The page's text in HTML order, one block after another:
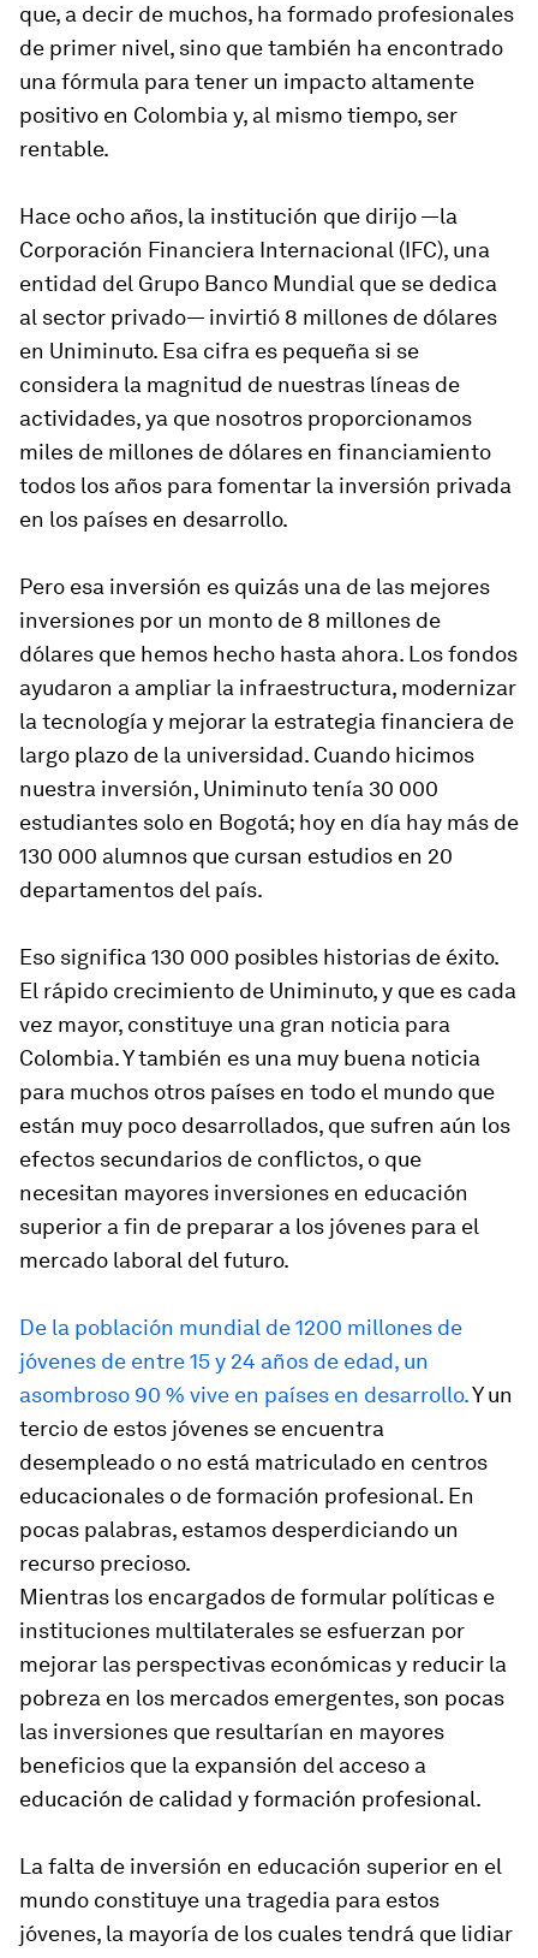
que, a decir de muchos, ha formado profesionales
de primer nivel, sino que también ha encontrado
una fórmula para tener un impacto altamente
positivo en Colombia y, al mismo tiempo, ser
rentable.
Hace ocho años, la institución que dirijo —la
Corporación Financiera Internacional (IFC), una
entidad del Grupo Banco Mundial que se dedica
al sector privado— invirtió 8 millones de dólares
en Uniminuto. Esa cifra es pequeña si se
considera la magnitud de nuestras líneas de
actividades, ya que nosotros proporcionamos
miles de millones de dólares en financiamiento
todos los años para fomentar la inversión privada
en los países en desarrollo.
Pero esa inversión es quizás una de las mejores
inversiones por un monto de 8 millones de
dólares que hemos hecho hasta ahora. Los fondos
ayudaron a ampliar la infraestructura, modernizar
la tecnología y mejorar la estrategia financiera de
largo plazo de la universidad. Cuando hicimos
nuestra inversión, Uniminuto tenía 30 000
estudiantes solo en Bogotá; hoy en día hay más de
130 000 alumnos que cursan estudios en 20
departamentos del país.
Eso significa 130 000 posibles historias de éxito.
El rápido crecimiento de Uniminuto, y que es cada
vez mayor, constituye una gran noticia para
Colombia. Y también es una muy buena noticia
para muchos otros países en todo el mundo que
están muy poco desarrollados, que sufren aún los
efectos secundarios de conflictos, o que
necesitan mayores inversiones en educación
superior a fin de preparar a los jóvenes para el
mercado laboral del futuro.
De la población mundial de 1200 millones de
jóvenes de entre 15 y 24 años de edad, un
asombroso 90 % vive en países en desarrollo.Y un
tercio de estos jóvenes se encuentra
desempleado o no está matriculado en centros
educacionales o de formación profesional. En
pocas palabras, estamos desperdiciando un
recurso precioso.
Mientras los encargados de formular políticas e
instituciones multilaterales se esfuerzan por
mejorar las perspectivas económicas y reducir la
pobreza en los mercados emergentes, son pocas
las inversiones que resultarían en mayores
beneficios que la expansión del acceso a
educación de calidad y formación profesional.
La falta de inversión en educación superior en el
mundo constituye una tragedia para estos
jóvenes, la mayoría de los cuales tendrá que lidiar